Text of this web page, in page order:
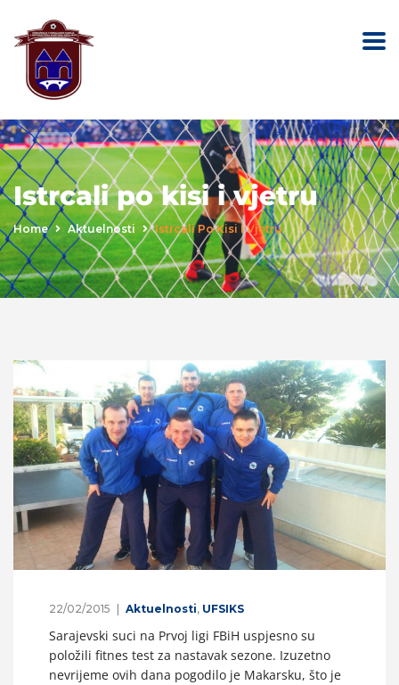
Istrcali po kisi i vjetru
Home Aktuelnosti Istrcali Po Kisi I Vjetru
22/02/2015 Aktuelnosti, UFSIKS
Sarajevski suci na Prvoj ligi FBiH uspjesno su
položili fitnes test za nastavak sezone. Izuzetno
nevrijeme ovih dana pogodilo je Makarsku, što je